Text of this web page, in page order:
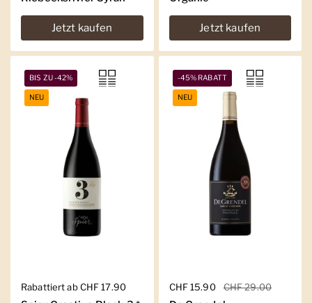
Jetzt kaufen Jetzt kaufen
Regulärer Preis
Rabattiert ab CHF 17.90
BIS ZU -42%
NEU
Regulärer Preis
CHF 15.90 Sale-Preis
CHF 29.00
-45% RABATT
NEU